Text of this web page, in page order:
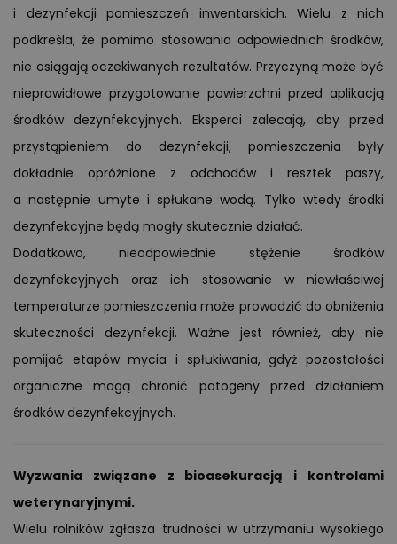
i dezynfekcji pomieszczeń inwentarskich. Wielu z nich
podkreśla, że pomimo stosowania odpowiednich środków,
nie osiągają oczekiwanych rezultatów. Przyczyną może być
nieprawidłowe przygotowanie powierzchni przed aplikacją
środków dezynfekcyjnych. Eksperci zalecają, aby przed
przystąpieniem do dezynfekcji, pomieszczenia były
dokładnie opróżnione z odchodów i resztek paszy,
a następnie umyte i spłukane wodą. Tylko wtedy środki
dezynfekcyjne będą mogły skutecznie działać.
Dodatkowo, nieodpowiednie stężenie środków
dezynfekcyjnych oraz ich stosowanie w niewłaściwej
temperaturze pomieszczenia może prowadzić do obniżenia
skuteczności dezynfekcji. Ważne jest również, aby nie
pomijać etapów mycia i spłukiwania, gdyż pozostałości
organiczne mogą chronić patogeny przed działaniem
środków dezynfekcyjnych.
Wyzwania związane z bioasekuracją i kontrolami
weterynaryjnymi.
Wielu rolników zgłasza trudności w utrzymaniu wysokiego